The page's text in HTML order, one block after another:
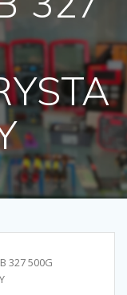
327 500G